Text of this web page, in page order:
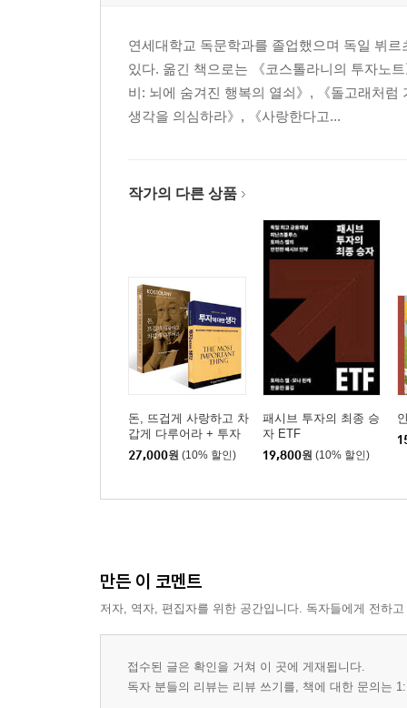
연세대학교 독문학과를 졸업했으며 독일 뷔
있다. 옮긴 책으로는 《코스톨라니의 투자노
비: 뇌에 숨겨진 행복의 열쇠》, 《돌고래처
생각을 의심하라》, 《사랑한다고...
작가의 다른 상품
돈, 뜨겁게 사랑하고 차
갑게 다루어라 + 투자
에 대한 생각 세트
27,000원 (10% 할인)
패시브 투자의 최종 승
자 ETF
19,800원 (10% 할인)
만든 이 코멘트
저자, 역자, 편집자를 위한 공간입니다. 독자들에게 전하
접수된 글은 확인을 거쳐 이 곳에 게재됩니다.
독자 분들의 리뷰는 리뷰 쓰기를, 책에 대한 문의는